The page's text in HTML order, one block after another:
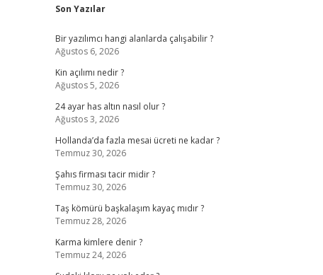
Sidebar
Son Yazılar
Bir yazılımcı hangi alanlarda çalışabilir ?
Ağustos 6, 2026
Kin açılımı nedir ?
Ağustos 5, 2026
24 ayar has altın nasıl olur ?
Ağustos 3, 2026
Hollanda’da fazla mesai ücreti ne kadar ?
Temmuz 30, 2026
Şahıs firması tacir midir ?
Temmuz 30, 2026
Taş kömürü başkalaşım kayaç mıdır ?
Temmuz 28, 2026
Karma kimlere denir ?
Temmuz 24, 2026